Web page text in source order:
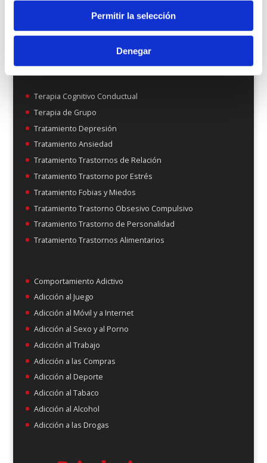
Permitir la selección
Denegar
Terapia Cognitivo Conductual
Terapia de Grupo
Tratamiento Depresión
Tratamiento Ansiedad
Tratamiento Trastornos de Relación
Tratamiento Trastorno por Estrés
Tratamiento Fobias y Miedos
Tratamiento Trastorno Obsesivo Compulsivo
Tratamiento Trastorno de Personalidad
Tratamiento Trastornos Alimentarios
Comportamiento Adictivo
Adicción al Juego
Adicción al Móvil y a Internet
Adicción al Sexo y al Porno
Adicción al Trabajo
Adicción a las Compras
Adicción al Deporte
Adicción al Tabaco
Adicción al Alcohol
Adicción a las Drogas